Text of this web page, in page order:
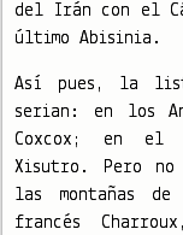
del Irán con el
último Abisinia.
Así pues, la
serian: en los
Coxcox; en el
Xisutro. Pero no
las montañas
francés